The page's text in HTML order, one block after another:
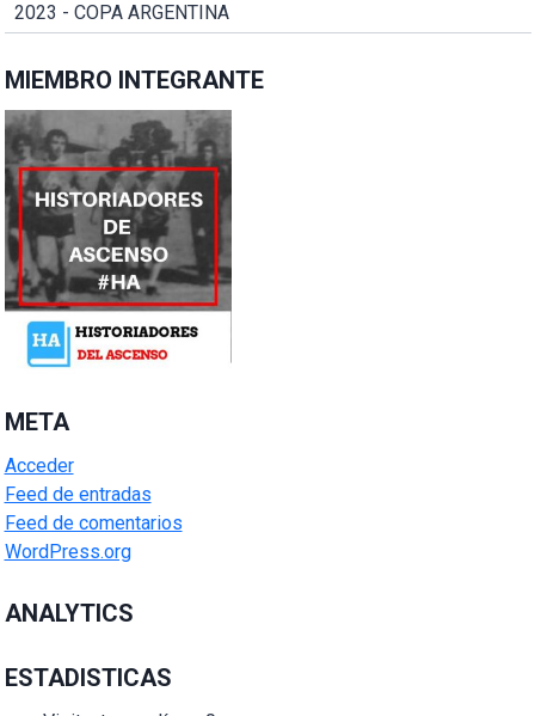
2023 - COPA ARGENTINA
MIEMBRO INTEGRANTE
META
Acceder
Feed de entradas
Feed de comentarios
WordPress.org
ANALYTICS
ESTADISTICAS